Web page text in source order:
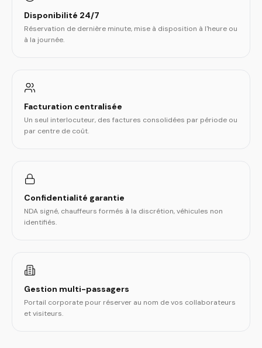
Disponibilité 24/7
Réservation de dernière minute, mise à disposition à l'heure ou
à la journée.
Facturation centralisée
Un seul interlocuteur, des factures consolidées par période ou
par centre de coût.
Confidentialité garantie
NDA signé, chauffeurs formés à la discrétion, véhicules non
identifiés.
Gestion multi-passagers
Portail corporate pour réserver au nom de vos collaborateurs
et visiteurs.